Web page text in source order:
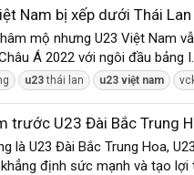
Nam bị xếp dưới Thái Lan
mộ nhưng U23 Việt Nam
Á 2022 với ngôi đầu
u23thái lan u23 việt nam
trước U23 Đài Bắc Trung
là U23 Đài Bắc Trung Hoa,
định sức mạnh và tạo